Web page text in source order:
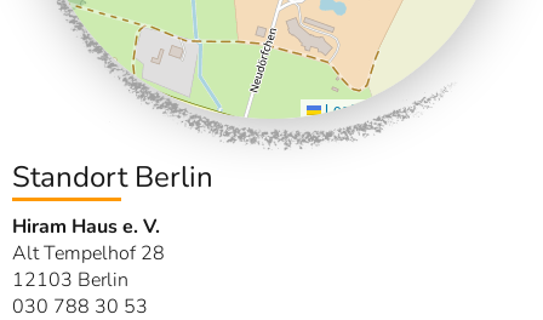
Leaflet ©OpenStreetMap
Standort Berlin
Hiram Haus e. V.
Alt Tempelhof 28
12103 Berlin
030 788 30 53